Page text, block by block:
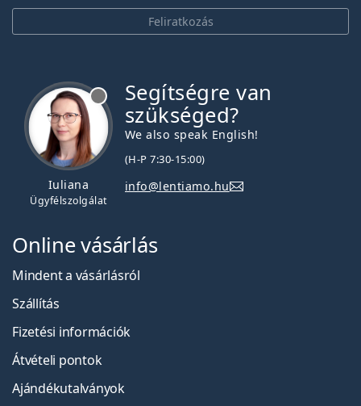
Feliratkozás
Iuliana
Ügyfélszolgálat
Segítségre van
szükséged?
We also speak English!
(H-P 7:30-15:00)
info@lentiamo.hu
Online vásárlás
Mindent a vásárlásról
Szállítás
Fizetési információk
Átvételi pontok
Ajándékutalványok